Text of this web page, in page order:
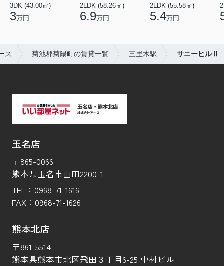
3DK (43.00㎡)
3万円
2LDK (58.26㎡)
6.9万円
2LDK (55.58㎡)
5.4万円
ス 菊池郡菊陽町の賃貸一覧 三里木駅 サニーヒルⅡ
玉名店
〒865-0066
熊本県玉名市山田2200-1
TEL： 0968-71-1616
FAX： 0968-71-1626
熊本北店
〒861-5514
熊本県熊本市北区飛田３丁目6-25 中村ビル